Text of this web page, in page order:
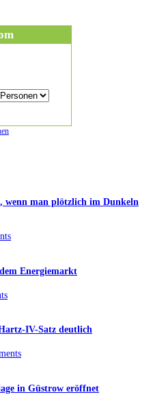
wenn man plötzlich im Dunkeln
Energiemarkt
IV-Satz deutlich
in Güstrow eröffnet